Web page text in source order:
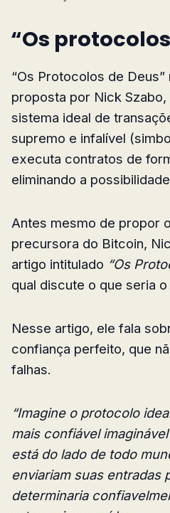
“Os
“Os Protocolos de
proposta por Nick
sistema ideal de
supremo e infalível
executa contratos de
eliminando a
Antes mesmo de propor
precursora do Bitcoin,
artigo intitulado “Os
qual discute o que seria
Nesse artigo, ele fala
confiança perfeito, que
falhas.
“Imagine o protocolo
mais confiável
está do lado de todo
enviariam suas entradas
determinaria